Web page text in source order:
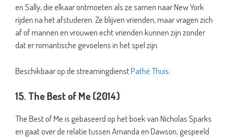
en Sally, die elkaar ontmoeten als ze samen naar New York
rijden na het afstuderen. Ze blijven vrienden, maar vragen zich
af of mannen en vrouwen echt vrienden kunnen zijn zonder
dat er romantische gevoelens in het spel zijn.
Beschikbaar op de streamingdienstPathé Thuis
15. The Best of Me (2014)
The Best of Me is gebaseerd op het boek van Nicholas Sparks
en gaat over de relatie tussen Amanda en Dawson, gespeeld